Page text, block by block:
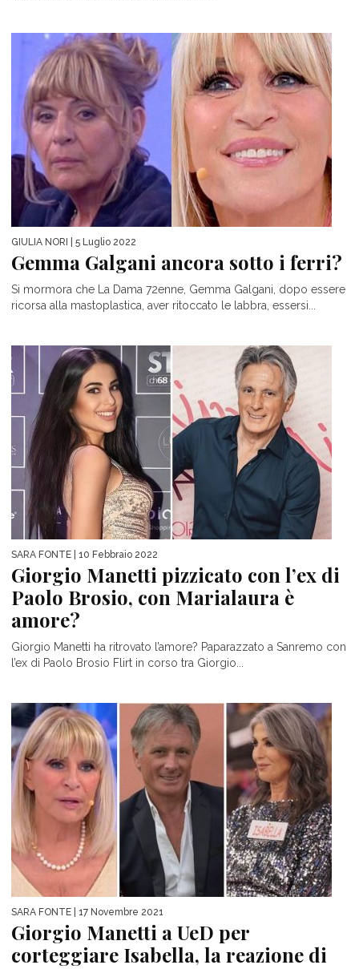
GIULIA NORI | 5 Luglio 2022
Gemma Galgani ancora sotto i ferri?
Si mormora che La Dama 72enne, Gemma Galgani, dopo essere
ricorsa alla mastoplastica, aver ritoccato le labbra, essersi...
SARA FONTE | 10 Febbraio 2022
Giorgio Manetti pizzicato con l’ex di
Paolo Brosio, con Marialaura è
amore?
Giorgio Manetti ha ritrovato l’amore? Paparazzato a Sanremo con
l’ex di Paolo Brosio Flirt in corso tra Giorgio...
SARA FONTE | 17 Novembre 2021
Giorgio Manetti a UeD per
corteggiare Isabella, la reazione di